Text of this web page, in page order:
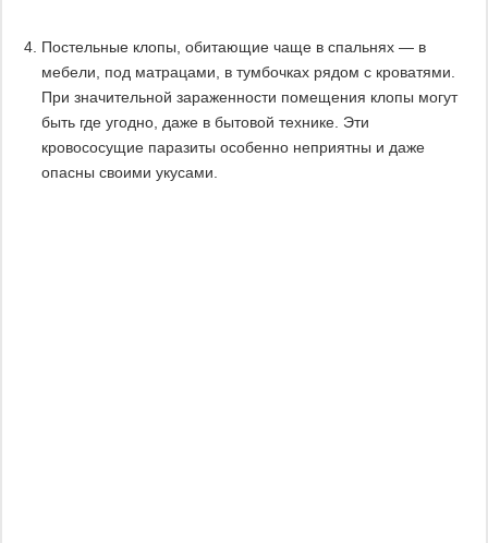
Постельные клопы, обитающие чаще в спальнях — в
мебели, под матрацами, в тумбочках рядом с кроватями.
При значительной зараженности помещения клопы могут
быть где угодно, даже в бытовой технике. Эти
кровососущие паразиты особенно неприятны и даже
опасны своими укусами.